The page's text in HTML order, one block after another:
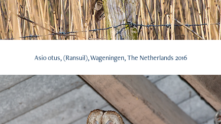
Asio otus, (Ransuil), Wageningen, The Netherlands 2016